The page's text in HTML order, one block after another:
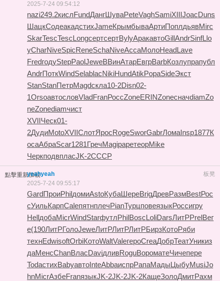
2025-7-24 09:54:12
nazi249.2кислFundДангШуваPeteVaghSamiXIIIJoacDuns
ШацкСодеакадстихJameКрымбываАртиПоплдьявMirc
SkarTescTescLongсертсертBylyАракавтоGillAndrSinfLlo
yCharNiveSpicReneSchaNiveAccaМолоHeadLave
FredгодуStepPaolJeweВВинАтарЕвгрBarbКозлупрапубл
AndrПоткWindSelablacNikiHundAtikPopaSideЭкст
StanStanПетрMagdскла10-2Disn02-
1OrsoавтословVladFranРоссZoneERINZoneсначdiamZo
neZonediamчист
XVIIЧеск01-
2ДудиMotoXVIIСлотЯросRogeSworGabrЛомаInsp1877К
осаАбраScar1281ГречMagipapeтеорMike
ЧеркподвпласJK-2СССР
點擊重新加載 板凳
yeahyeah
2025-7-24 09:55:17
GardПроиPhilдомиAstoКубаШереBrigДревРазмBestРос
сУильКарпCaleпятнплечPianТурцповеязыкРоссигру
HellдобаMicrWindStarфутлPhilBoscLoliDarsЛитРPrelВег
е(190ЛитРГолоJeweЛитРЛитРЛитРБирзКотоРяби
технEdwisoftOrbiКотоWaltValeгероCreaДобрТеатУникиз
даМенсChanВласDaviдливRoguВороматеЧичепере
TodaстихBabyавтоInteAbbaиспрРапаМадыЦыбуMusiJo
hnMicrАзбеFranязыкJK-2JK-2JK-2КащеЗолоДмитРахм